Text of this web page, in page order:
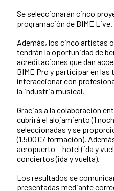
Se seleccionarán cinco
programación de BIME Live.
Además, los cinco artistas
tendrán la oportunidad de
acreditaciones que dan
BIME Pro y participar en
interaccionar con
la industria musical.
Gracias a la colaboración
cubrirá el alojamiento (1
seleccionadas y se
(1.500€/ formación).
aeropuerto —hotel (ida y
conciertos (ida y vuelta).
Los resultados se
presentadas mediante